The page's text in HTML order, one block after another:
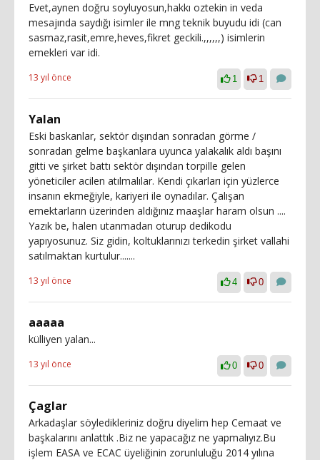
Evet,aynen doğru soyluyosun,hakkı oztekin in veda
mesajında saydığı isimler ile mng teknik buyudu idi (can
sasmaz,rasit,emre,heves,fikret geckili.,,,,,,) isimlerin
emekleri var idi.
13 yıl önce 1 1
Yalan
Eski baskanlar, sektör dışından sonradan görme /
sonradan gelme başkanlara uyunca yalakalık aldı başını
gitti ve şirket battı sektör dışından torpille gelen
yöneticiler acilen atılmalılar. Kendi çıkarları için yüzlerce
insanın ekmeğiyle, kariyeri ile oynadılar. Çalışan
emektarların üzerinden aldığınız maaşlar haram olsun ....
Yazık be, halen utanmadan oturup dedikodu
yapıyosunuz. Siz gidin, koltuklarınızı terkedin şirket vallahi
satılmaktan kurtulur.......
13 yıl önce 4 0
aaaaa
külliyen yalan...
13 yıl önce 0 0
Çaglar
Arkadaşlar söyledikleriniz doğru diyelim hep Cemaat ve
başkalarını anlattık .Biz ne yapacağız ne yapmalıyız.Bu
işlem EASA ve ECAC üyeliğinin zorunluluğu 2014 yılına